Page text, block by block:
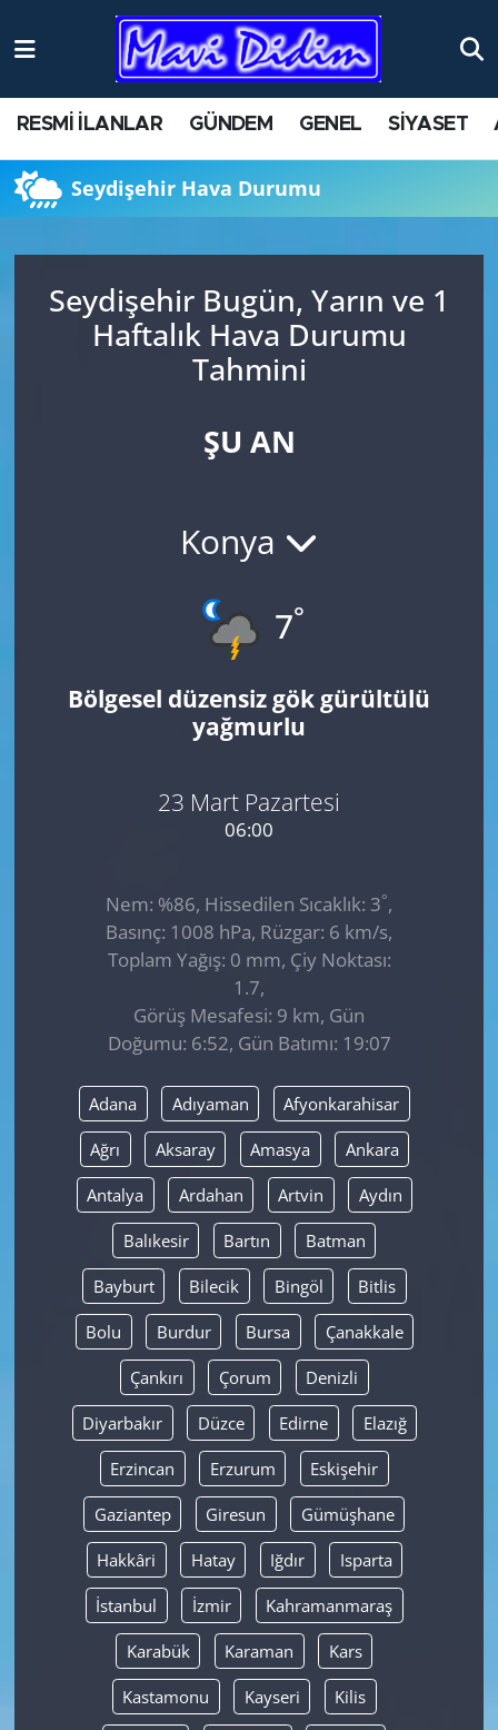
RESMİ İLANLAR GÜNDEM GENEL SİYASET
Seydişehir Hava Durumu
Seydişehir Bugün, Yarın ve 1
Haftalık Hava Durumu
Tahmini
ŞU AN
Konya
7°
Bölgesel düzensiz gök gürültülü
yağmurlu
23 Mart Pazartesi
06:00
Nem: %86, Hissedilen Sıcaklık: 3°,
Basınç: 1008 hPa, Rüzgar: 6 km/s,
Toplam Yağış: 0 mm, Çiy Noktası:
1.7,
Görüş Mesafesi: 9 km, Gün
Doğumu: 6:52, Gün Batımı: 19:07
Adana Adıyaman Afyonkarahisar
Ağrı Aksaray Amasya Ankara
Antalya Ardahan Artvin Aydın
Balıkesir Bartın Batman
Bayburt Bilecik Bingöl Bitlis
Bolu Burdur Bursa Çanakkale
Çankırı Çorum Denizli
Diyarbakır Düzce Edirne Elazığ
Erzincan Erzurum Eskişehir
Gaziantep Giresun Gümüşhane
Hakkâri Hatay Iğdır Isparta
İstanbul İzmir Kahramanmaraş
Karabük Karaman Kars
Kastamonu Kayseri Kilis
ANTİK YERLER
AYDIN
BİLİM VE TEKNOLOJİ
ÇEVRE
HABERDE İNSAN
MAGAZİN
SİYASET
Yerel
Nöbetçi Eczaneler
Namaz Vakitleri
Trafik Durumu
Süper Lig Puan Durumu ve Fikstür
Tüm Manşetler